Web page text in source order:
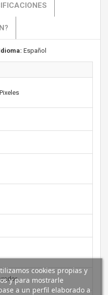
Español
cookies propias y
y para mostrarle
a un perfil elaborado a